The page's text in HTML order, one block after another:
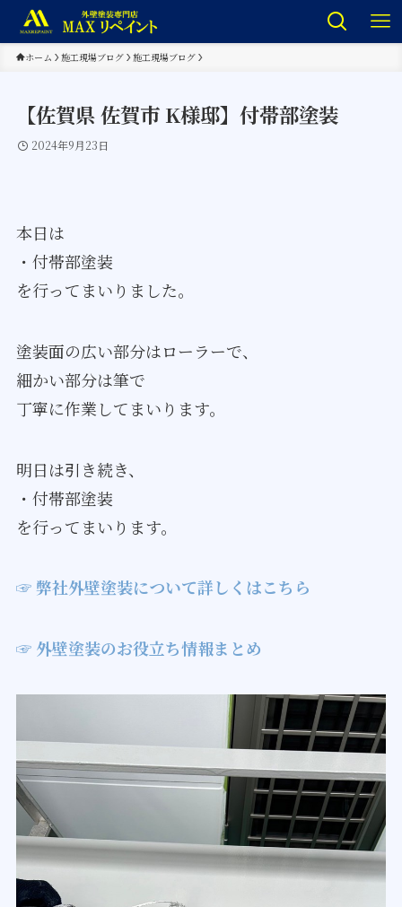
ホーム 施工現場ブログ 施工現場ブログ
【佐賀県 佐賀市 K様邸】付帯部塗装
2024年9月23日
本日は
・付帯部塗装
を行ってまいりました。
塗装面の広い部分はローラーで、
細かい部分は筆で
丁寧に作業してまいります。
明日は引き続き、
・付帯部塗装
を行ってまいります。
☞ 弊社外壁塗装について詳しくはこちら
☞ 外壁塗装のお役立ち情報まとめ